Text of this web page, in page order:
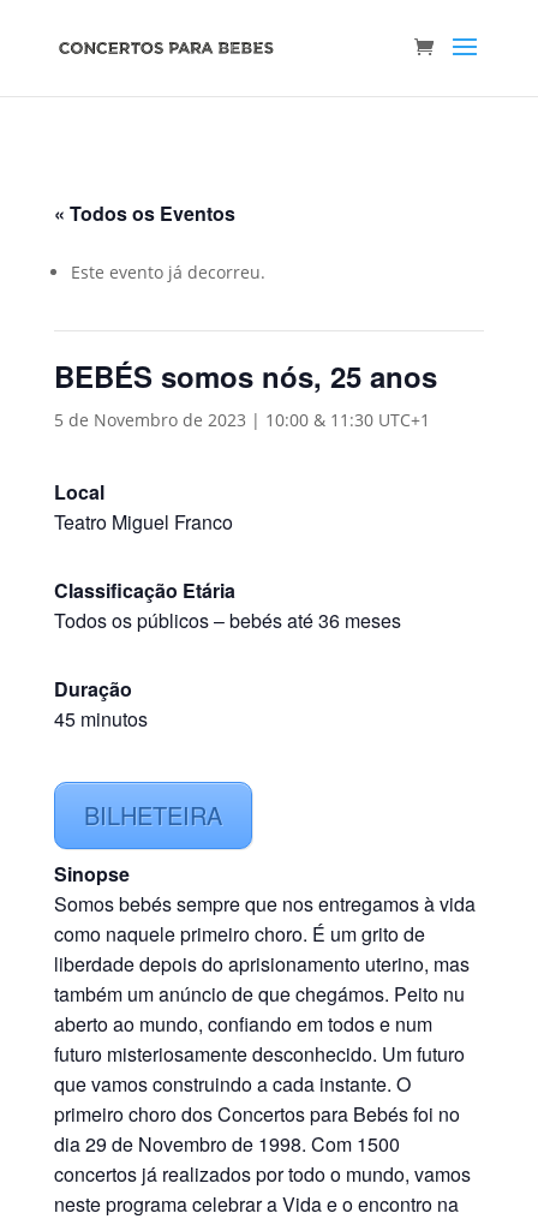
« Todos os Eventos
Este evento já decorreu.
BEBÉS somos nós, 25 anos
5 de Novembro de 2023 | 10:00& 11:30 UTC+1
Local
Teatro Miguel Franco
Classificação Etária
Todos os públicos–bebés até 36 meses
Duração
45 minutos
BILHETEIRA
Sinopse
Somos bebés sempre que nos entregamos à vida
como naquele primeiro choro. É um grito de
liberdade depois do aprisionamento uterino, mas
também um anúncio de que chegámos. Peito nu
aberto ao mundo, confiando em todos e num
futuro misteriosamente desconhecido. Um futuro
que vamos construindo a cada instante. O
primeiro choro dos Concertos para Bebés foi no
dia 29 de Novembro de 1998. Com 1500
concertos já realizados por todo o mundo, vamos
neste programa celebrar a Vida e o encontro na